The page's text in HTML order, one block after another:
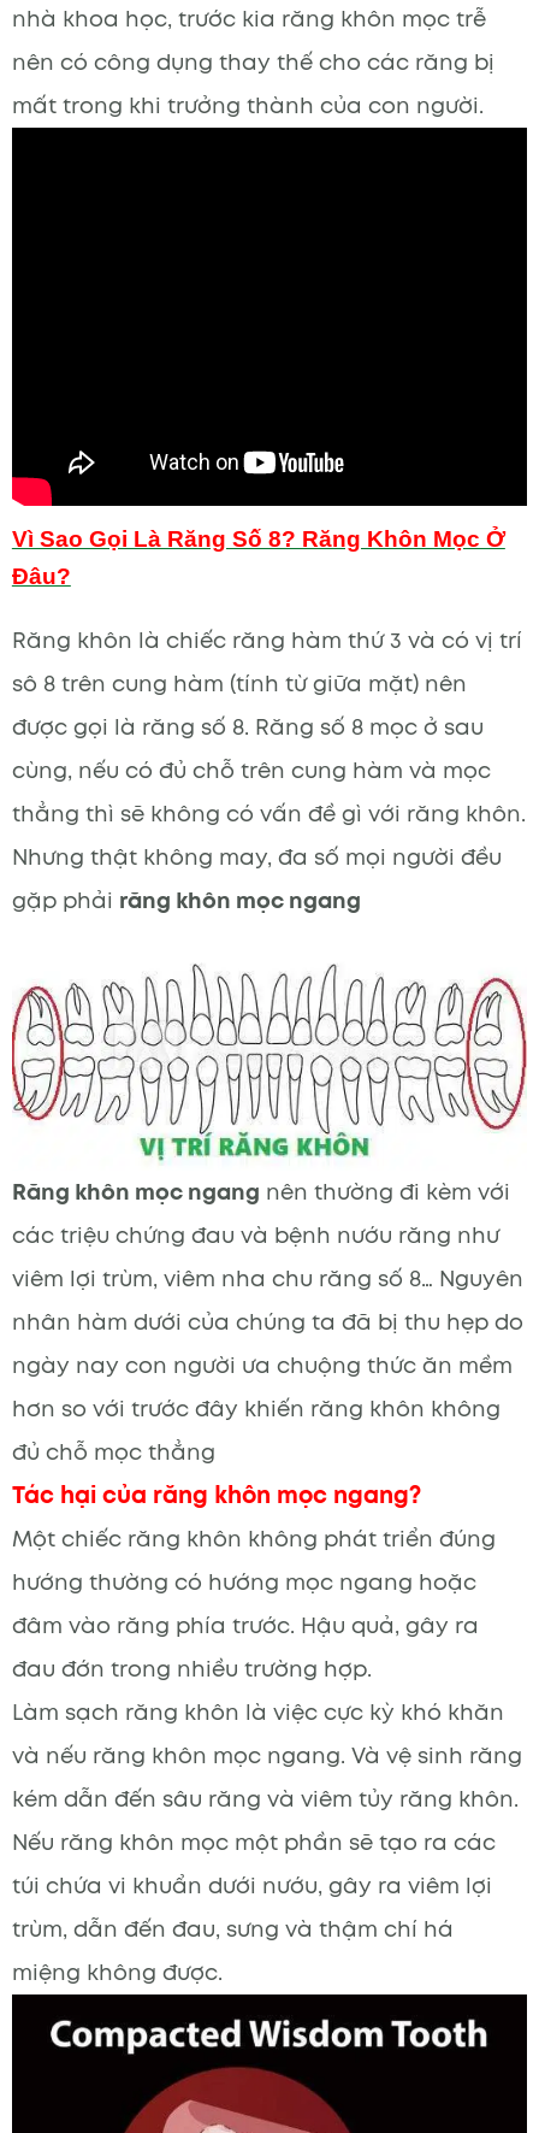
nhà khoa học, trước kia răng khôn mọc trễ
nên có công dụng thay thế cho các răng bị
mất trong khi trưởng thành của con người.
Vì Sao Gọi Là Răng Số 8? Răng Khôn Mọc Ở
Đâu?
Răng khôn là chiếc răng hàm thứ 3 và có vị trí
sô 8 trên cung hàm (tính từ giữa mặt) nên
được gọi là răng số 8. Răng số 8 mọc ở sau
cùng, nếu có đủ chỗ trên cung hàm và mọc
thẳng thì sẽ không có vấn đề gì với răng khôn.
Nhưng thật không may, đa số mọi người đều
gặp phải răng khôn mọc ngang
Răng khôn mọc ngang nên thường đi kèm với
các triệu chứng đau và bệnh nướu răng như
viêm lợi trùm, viêm nha chu răng số 8… Nguyên
nhân hàm dưới của chúng ta đã bị thu hẹp do
ngày nay con người ưa chuộng thức ăn mềm
hơn so với trước đây khiến răng khôn không
đủ chỗ mọc thẳng
Tác hại của răng khôn mọc ngang?
Một chiếc răng khôn không phát triển đúng
hướng thường có hướng mọc ngang hoặc
đâm vào răng phía trước. Hậu quả, gây ra
đau đớn trong nhiều trường hợp.
Làm sạch răng khôn là việc cực kỳ khó khăn
và nếu răng khôn mọc ngang. Và vệ sinh răng
kém dẫn đến sâu răng và viêm tủy răng khôn.
Nếu răng khôn mọc một phần sẽ tạo ra các
túi chứa vi khuẩn dưới nướu, gây ra viêm lợi
trùm, dẫn đến đau, sưng và thậm chí há
miệng không được.